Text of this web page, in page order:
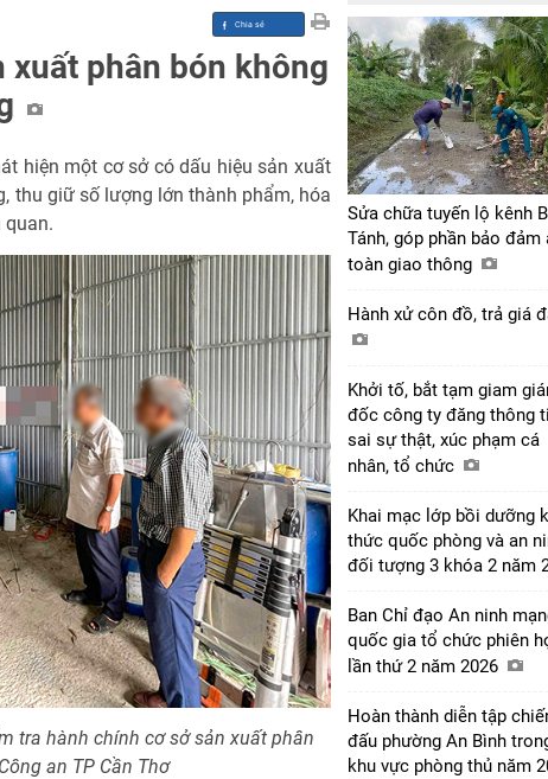
xuất phân bón không
hiện một cơ sở có dấu hiệu sản xuất
thu giữ số lượng lớn thành phẩm, hóa
quan.
tra hành chính cơ sở sản xuất phân
an TP Cần Thơ
Sửa chữa tuyến lộ kênh
Tánh, góp phần bảo đảm
toàn giao thông
Hành xử côn đồ, trả giá
Khởi tố, bắt tạm giam
đốc công ty đăng thông
sai sự thật, xúc phạm cá
nhân, tổ chức
Khai mạc lớp bồi dưỡng
thức quốc phòng và an
đối tượng 3 khóa 2 năm
Ban Chỉ đạo An ninh
quốc gia tổ chức phiên
lần thứ 2 năm 2026
Hoàn thành diễn tập
đấu phường An Bình
khu vực phòng thủ năm